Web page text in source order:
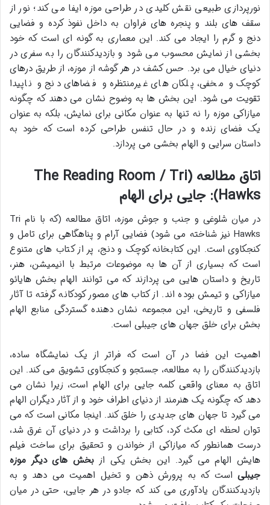
نورپردازی طبیعی نقش کلیدی در طراحی موزه ایفا می کند؛ نور از
سقف های بلند و پنجره های فراوان به داخل نفوذ کرده و فضایی
دنج و گرم را ایجاد می کند. این معماری به گونه ای است که خود
بخشی از نمایش محسوب می شود و بازدیدکنندگان را به سفری در
دنیای خیال می برد. حس کشف در هر گوشه از موزه، از طریق درهای
کوچک و مخفی، پلکان های غیرمنتظره و فضاهای دنج و ناپیدا
تقویت می شود. این بخش ها به وضوح نشان می دهند که چگونه
میازاکی موزه را نه تنها به عنوان مکانی برای نمایش، بلکه به عنوان
یک فضای زنده و در حال تنفس طراحی کرده است که خود به
داستان سرایی و الهام بخشی می پردازد.
اتاق مطالعه (The Reading Room / Tri
Hawks): جایی برای الهام
در میان شلوغی و جنب و جوش موزه، اتاق مطالعه (که با نام Tri
Hawks نیز شناخته می شود) فضایی آرام و پناهگاهی برای تامل و
کنجکاوی است. این کتابخانه کوچک و دنج، پر از کتاب های متنوع
است که بسیاری از آن ها به موضوعات مرتبط با انیمیشن، هنر،
تاریخ و داستان هایی می پردازند که می توانند الهام بخش هایائو
میازاکی و تیمش بوده اند. از کتاب های مصور کودکانه گرفته تا آثار
فلسفی و تاریخی، این مجموعه نشان دهنده گستردگی منابع الهام
بخش برای خلق جهان های جیبلی است.
اهمیت این فضا در آن است که فراتر از یک نمایشگاه ساده،
بازدیدکنندگان را به مطالعه، جستجو و کنجکاوی تشویق می کند. این
اتاق به معنای واقعی کلمه جایی برای الهام است، زیرا نشان می
دهد که چگونه یک هنرمند از دنیای اطراف خود و از آثار دیگران الهام
می گیرد تا جهان های جدیدی را خلق کند. اینجا مکانی است که می
توان لحظه ای مکث کرد، کتابی را برداشت و در دنیای آن غرق شد،
درست همانطور که میازاکی از خواندن و تحقیق برای ساخت فیلم
هایش الهام می گیرد. این بخش یکی از بخش های دیگر موزه
جیبلی است که به پرورش ذهن و تخیل اهمیت می دهد و به
بازدیدکنندگان یادآوری می کند که جادو در هر جایی، حتی در میان